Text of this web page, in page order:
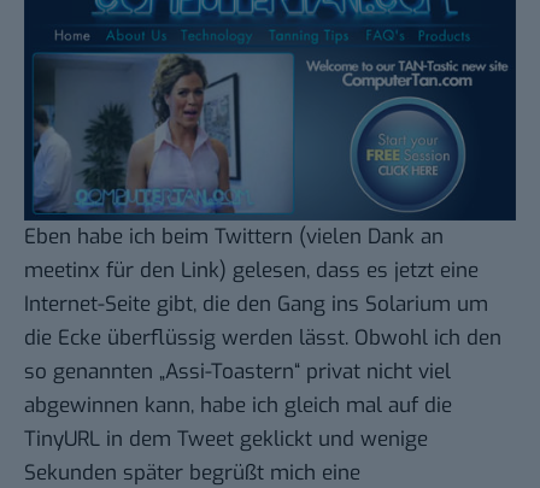
Eben habe ich beim Twittern (vielen Dank an
meetinx für den Link) gelesen, dass es jetzt eine
Internet-Seite gibt, die den Gang ins Solarium um
die Ecke überflüssig werden lässt. Obwohl ich den
so genannten „Assi-Toastern“ privat nicht viel
abgewinnen kann, habe ich gleich mal auf die
TinyURL in dem Tweet geklickt und wenige
Sekunden später begrüßt mich eine